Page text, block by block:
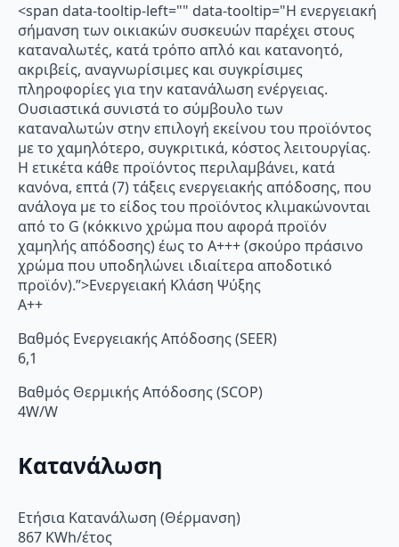
<span data-tooltip-left="" data-tooltip="Η ενεργειακή
σήμανση των οικιακών συσκευών παρέχει στους
καταναλωτές, κατά τρόπο απλό και κατανοητό,
ακριβείς, αναγνωρίσιμες και συγκρίσιμες
πληροφορίες για την κατανάλωση ενέργειας.
Ουσιαστικά συνιστά το σύμβουλο των
καταναλωτών στην επιλογή εκείνου του προϊόντος
με το χαμηλότερο, συγκριτικά, κόστος λειτουργίας.
Η ετικέτα κάθε προϊόντος περιλαμβάνει, κατά
κανόνα, επτά (7) τάξεις ενεργειακής απόδοσης, που
ανάλογα με το είδος του προϊόντος κλιμακώνονται
από το G (κόκκινο χρώμα που αφορά προϊόν
χαμηλής απόδοσης) έως το Α+++ (σκούρο πράσινο
χρώμα που υποδηλώνει ιδιαίτερα αποδοτικό
προϊόν).”>Ενεργειακή Κλάση Ψύξης
A++
Βαθμός Ενεργειακής Απόδοσης (SEER)
6,1
Βαθμός Θερμικής Απόδοσης (SCOP)
4W/W
Κατανάλωση
Ετήσια Κατανάλωση (Θέρμανση)
867 KWh/έτος